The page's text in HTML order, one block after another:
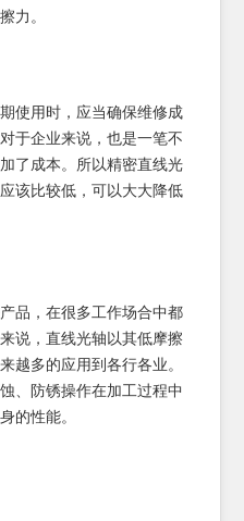
力。
使用时，应当确保维修成
于企业来说，也是一笔不
了成本。所以精密直线光
该比较低，可以大大降低
品，在很多工作场合中都
说，直线光轴以其低摩擦
越多的应用到各行各业。
、防锈操作在加工过程中
的性能。